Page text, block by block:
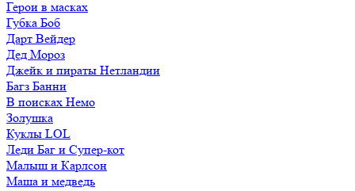
Герои в масках
Губка Боб
Дарт Вейдер
Дед Мороз
Джейк и пираты Нетландии
Багз Банни
В поисках Немо
Золушка
Куклы LOL
Леди Баг и Супер-кот
Малыш и Карлсон
Маша и медведь